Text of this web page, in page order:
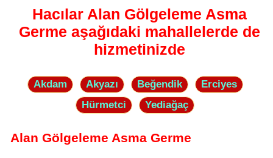
Hacılar Alan Gölgeleme Asma
Germe aşağıdaki mahallelerde de
hizmetinizde
Akdam Akyazı Beğendik
Erciyes
Hürmetci
Yediağaç
Alan Gölgeleme Asma Germe